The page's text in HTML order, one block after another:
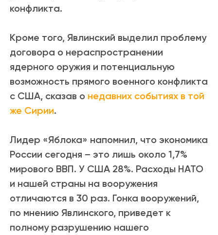
конфликта.
Кроме того, Явлинский выделил проблему
договора о нераспространении
ядерного оружия и потенциальную
возможность прямого военного конфликта
с США, сказав о недавних событиях в той
же Сирии.
Лидер «Яблока» напомнил, что экономика
России сегодня – это лишь около 1,7%
мирового ВВП. У США 28%. Расходы НАТО
и нашей страны на вооружения
отличаются в 30 раз. Гонка вооружений,
по мнению Явлинского, приведет к
полному разрушению нашего